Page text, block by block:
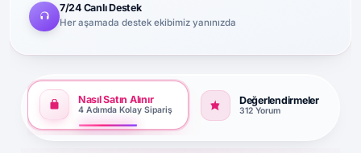
7/24 Canlı Destek
Her aşamada destek ekibimiz yanınızda
Nasıl Satın Alınır
4 Adımda Kolay Sipariş
Değerlendirmeler
312 Yorum